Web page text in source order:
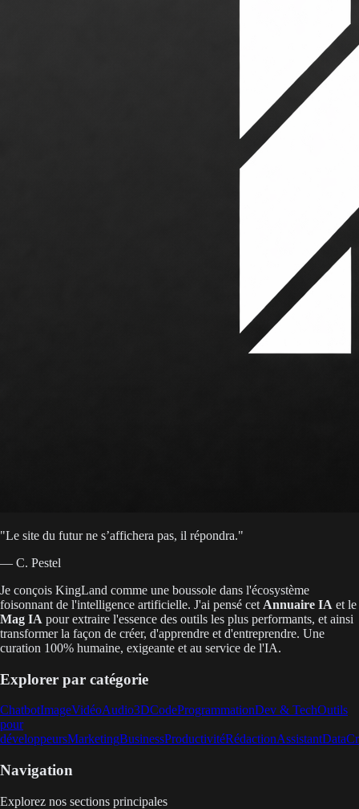
"Le site du futur ne s’affichera pas, il répondra."
— C. Pestel
Je conçois KingLand comme une boussole dans l'écosystème
foisonnant de l'intelligence artificielle. J'ai pensé cet Annuaire IA et le
Mag IA pour extraire l'essence des outils les plus performants, et ainsi
transformer la façon de créer, d'apprendre et d'entreprendre. Une
curation 100% humaine, exigeante et au service de l'IA.
Explorer par catégorie
ChatbotImageVidéoAudio3DCodeProgrammationDev & TechOutils
pour
développeursMarketingBusinessProductivitéRédactionAssistantData
Navigation
Explorez nos sections principales